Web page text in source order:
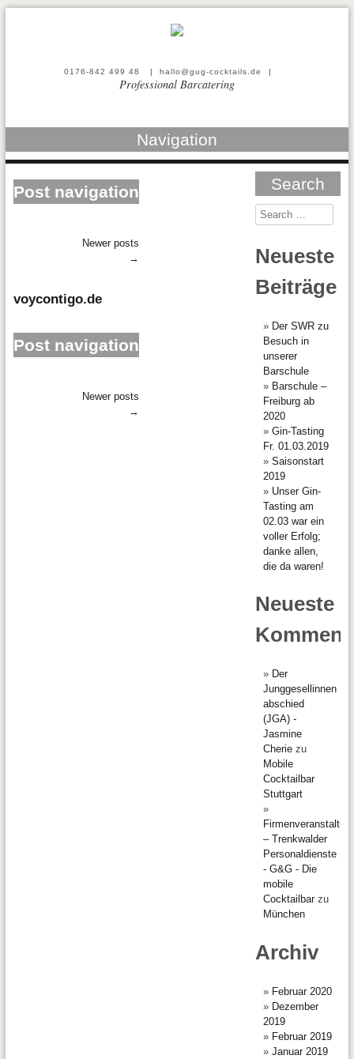
0176-842 499 48 | hallo@gug-cocktails.de |
Professional Barcatering
Navigation
Post navigation
Newer posts
→
voycontigo.de
Post navigation
Newer posts
→
Search
Neueste
Beiträge
Der SWR zu
Besuch in
unserer
Barschule
Barschule –
Freiburg ab
2020
Gin-Tasting
Fr. 01.03.2019
Saisonstart
2019
Unser Gin-
Tasting am
02.03 war ein
voller Erfolg;
danke allen,
die da waren!
Neueste
Der
Junggesellinnen
abschied
(JGA) -
Jasmine
Cheriezu
Mobile
Cocktailbar
Stuttgart
– Trenkwalder
Personaldienste
- G&G - Die
mobile
Cocktailbarzu
München
Archiv
Februar 2020
Dezember
2019
Februar 2019
Januar 2019